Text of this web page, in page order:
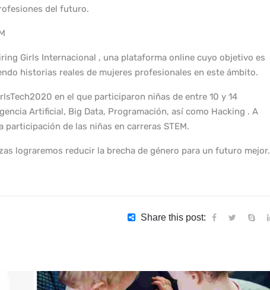
del futuro.
Girls Internacional , una plataforma online cuyo objetivo es
historias reales de mujeres profesionales en este ámbito.
en el que participaron niñas de entre 10 y 14
Artificial, Big Data, Programación, así como Hacking . A
de las niñas en carreras STEM.
lograremos reducir la brecha de género para un futuro mejor.
Share this post: